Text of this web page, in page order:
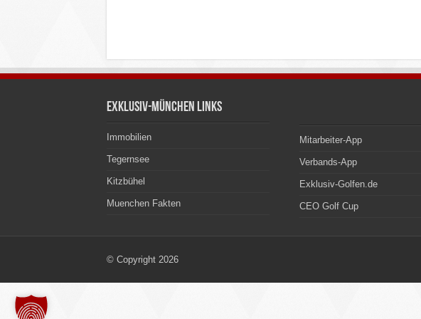
Exklusiv-München Links
Immobilien
Tegernsee
Kitzbühel
Muenchen Fakten
Mitarbeiter-App
Verbands-App
Exklusiv-Golfen.de
CEO Golf Cup
© Copyright 2026